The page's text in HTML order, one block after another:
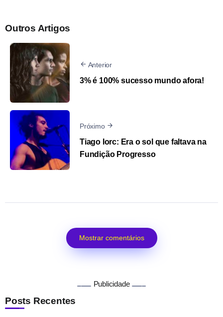
Outros Artigos
Anterior
3% é 100% sucesso mundo afora!
Próximo
Tiago Iorc: Era o sol que faltava na
Fundição Progresso
Mostrar comentários
Publicidade
Posts Recentes